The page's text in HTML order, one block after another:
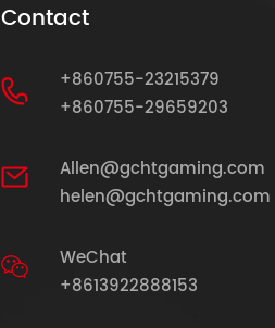
Contact
+860755-23215379
+860755-29659203
Allen@gchtgaming.com
helen@gchtgaming.com
WeChat
+8613922888153